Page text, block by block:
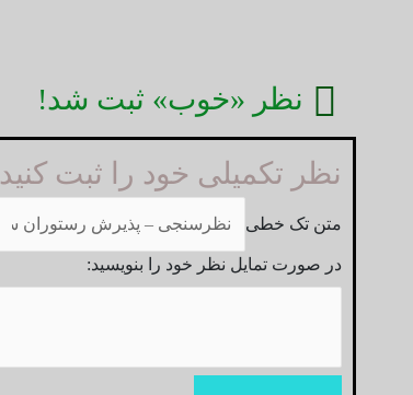
نظر «خوب» ثبت شد!
نظر تکمیلی خود را ثبت کنید
متن تک خطی
در صورت تمایل نظر خود را بنویسید: